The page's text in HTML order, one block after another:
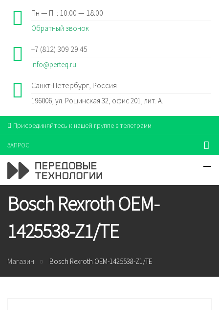
Пн — Пт: 10:00 — 18:00
Обратный звонок
+7 (812) 309 29 45
info@perteq.ru
Санкт-Петербург, Россия
196006, ул. Рощинская 32, офис 201, лит. А.
Присоединяйтесь к нашей группе в телеграмм
ЗАПРОС
Bosch Rexroth OEM-
1425538-Z1/TE
Магазин Bosch Rexroth OEM-1425538-Z1/TE